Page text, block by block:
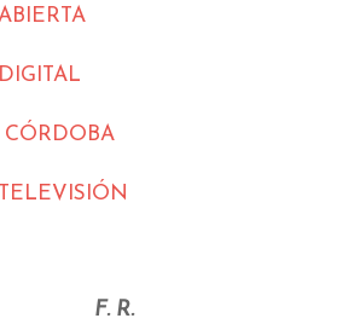
DIGITAL
F. R.